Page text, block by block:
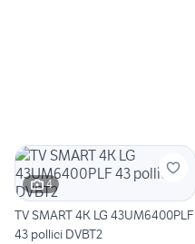
4
TV SMART 4K LG 43UM6400PLF
43 pollici DVBT2